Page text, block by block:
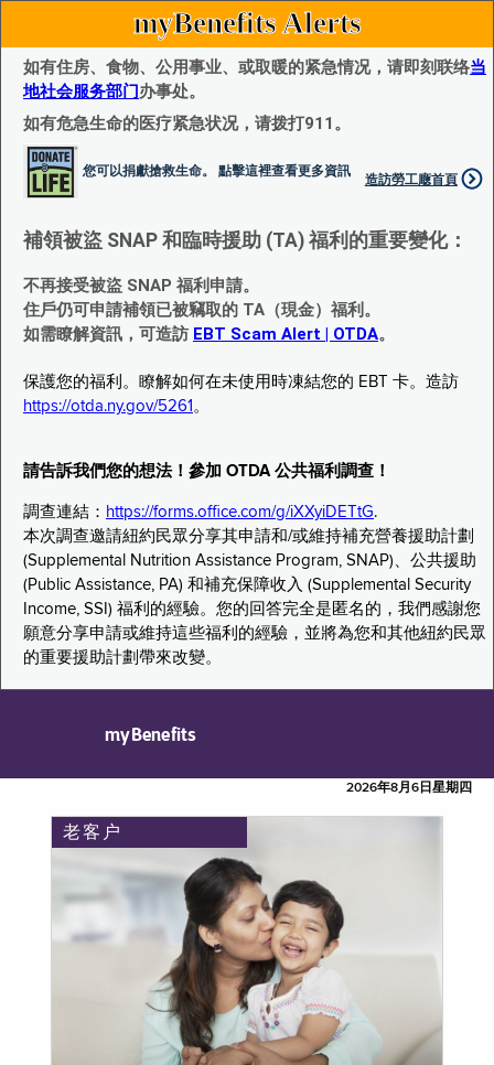
myBenefits Alerts
如有住房、食物、公用事业、或取暖的紧急情况，请即刻联络当
地社会服务部门办事处。
如有危急生命的医疗紧急状况，请拨打911。
您可以捐獻搶救生命。 點擊這裡查看更多資訊
造訪勞工廰首頁
補領被盜 SNAP 和臨時援助 (TA) 福利的重要變化：
不再接受被盜 SNAP 福利申請。
住戶仍可申請補領已被竊取的 TA（現金）福利。
如需瞭解資訊，可造訪 EBT Scam Alert | OTDA。
保護您的福利。瞭解如何在未使用時凍結您的 EBT 卡。造訪
https://otda.ny.gov/5261 。
請告訴我們您的想法！參加 OTDA 公共福利調查！
調查連結： https://forms.office.com/g/iXXyiDETtG.
本次調查邀請紐約民眾分享其申請和/或維持補充營養援助計劃
(Supplemental Nutrition Assistance Program, SNAP)、公共援助
(Public Assistance, PA) 和補充保障收入 (Supplemental Security
Income, SSI) 福利的經驗。您的回答完全是匿名的，我們感謝您
願意分享申請或維持這些福利的經驗，並將為您和其他紐約民眾
的重要援助計劃帶來改變。
myBenefits
2026年8月6日星期四
老客户